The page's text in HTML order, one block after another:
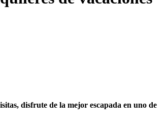
disfrute de la mejor escapada en uno de